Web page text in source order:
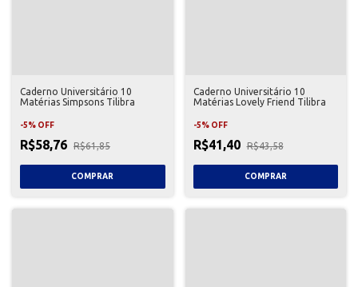
Caderno Universitário 10
Matérias Simpsons Tilibra
-5% OFF
R$58,76 R$61,85
Caderno Universitário 10
Matérias Lovely Friend Tilibra
-5% OFF
R$41,40 R$43,58